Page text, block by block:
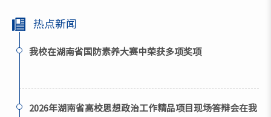
热点新闻
我校在湖南省国防素养大赛中荣获多项奖项
2026年湖南省高校思想政治工作精品项目现场答辩会在我